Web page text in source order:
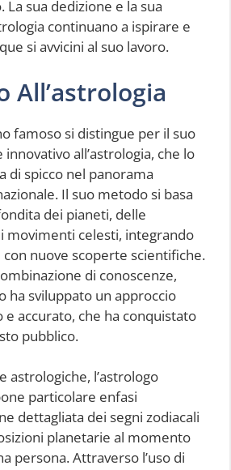
sua dedizione e la sua
continuano a ispirare e
si avvicini al suo lavoro.
All’astrologia
famoso si distingue per il suo
all’astrologia, che lo
di spicco nel panorama
Il suo metodo si basa
dei pianeti, delle
movimenti celesti, integrando
nuove scoperte scientifiche.
di conoscenze,
ha sviluppato un approccio
accurato, che ha conquistato
pubblico.
astrologiche, l’astrologo
particolare enfasi
dettagliata dei segni zodiacali
planetarie al momento
persona. Attraverso l’uso di